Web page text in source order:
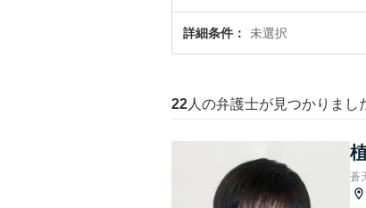
詳細条件 未選択
22 人の弁護士が見つかりまし
蒼